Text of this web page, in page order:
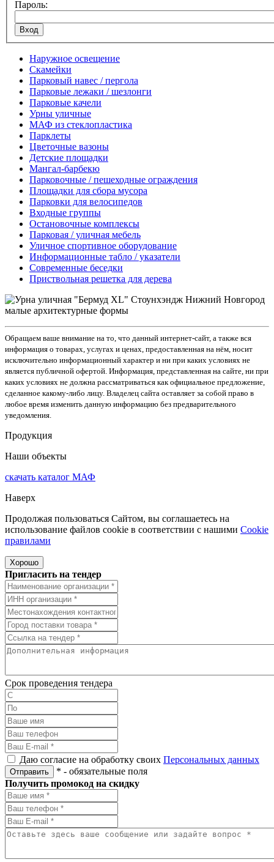
Пароль:
Наружное освещение
Скамейки
Парковый навес / пергола
Парковые лежаки / шезлонги
Парковые качели
Урны уличные
МАФ из стеклопластика
Парклеты
Цветочные вазоны
Детские площадки
Мангал-барбекю
Парковочные / пешеходные ограждения
Площадки для сбора мусора
Парковки для велосипедов
Входные группы
Остановочные комплексы
Парковая / уличная мебель
Уличное спортивное оборудование
Информационные табло / указатели
Современные беседки
Приствольная решетка для дерева
Обращаем ваше внимание на то, что данный интернет-сайт, а также вся
информация о товарах, услугах и ценах, предоставленная на нём, носит
исключительно информационный характер и ни при каких условиях не
является публичной офертой. Информация, представленная на сайте, ни при
каких условиях не должна рассматриваться как официальное предложение,
сделанное какому-либо лицу. Владелец сайта оставляет за собой право в
любое время изменить данную информацию без предварительного
уведомления.
Продукция
Наши объекты
скачать каталог МАФ
Наверх
Продолжая пользоваться Сайтом, вы соглашаетесь на
использование файлов cookie в соответствии с нашими Cookiе
правилами
Хорошо
Пригласить на тендер
Срок проведения тендера
Даю согласие на обработку своих Персональных данных
Отправить * - обязательные поля
Получить промокод на скидку